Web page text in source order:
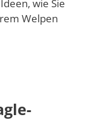
wie Sie
Welpen